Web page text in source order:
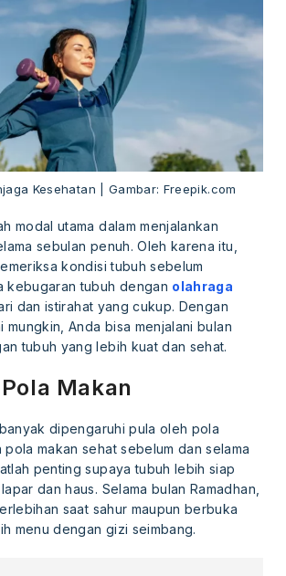
Kesehatan | Gambar: Freepik.com
modal utama dalam menjalankan
sebulan penuh. Oleh karena itu,
kondisi tubuh sebelum
kebugaran tubuh dengan olahraga
dan istirahat yang cukup. Dengan
mungkin, Anda bisa menjalani bulan
tubuh yang lebih kuat dan sehat.
Makan
dipengaruhi pula oleh pola
pola makan sehat sebelum dan selama
penting supaya tubuh lebih siap
dan haus. Selama bulan Ramadhan,
saat sahur maupun berbuka
menu dengan gizi seimbang.